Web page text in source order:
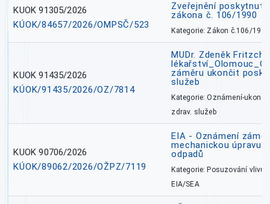
KUOK 91305/2026
KÚOK/84657/2026/OMPSČ/523
Zveřejnění poskytnutí
zákona č. 106/1990
Kategorie: Zákon č.106/1999
KUOK 91435/2026
KÚOK/91435/2026/OZ/7814
MUDr. Zdeněk
záměru ukončit
služeb
Kategorie: Oznámení-
zdrav. služeb
KUOK 90706/2026
KÚOK/89062/2026/OŽPZ/7119
EIA - Oznámení
mechanickou úpravu
odpadů
Kategorie: Posuzování vlivů
EIA/SEA